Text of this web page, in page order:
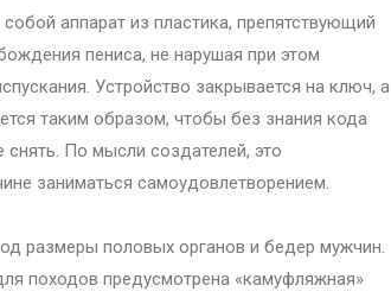
аппарат из пластика, препятствующий
пениса, не нарушая при этом
Устройство закрывается на ключ, а
таким образом, чтобы без знания кода
снять. По мысли создателей, это
заниматься самоудовлетворением.
размеры половых органов и бедер мужчин.
походов предусмотрена «камуфляжная»